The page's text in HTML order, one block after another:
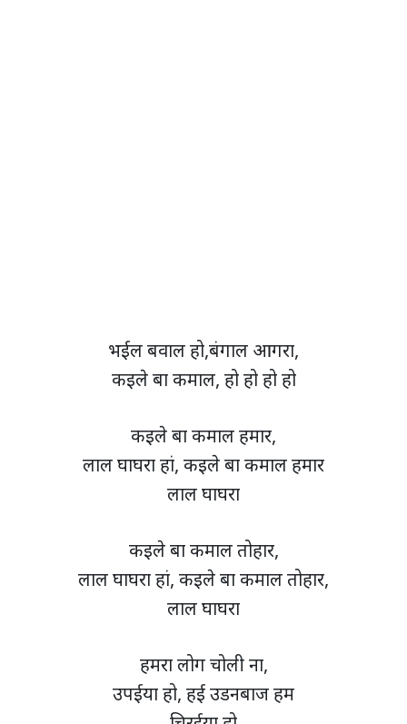
भईल बवाल हो,बंगाल आगरा,
कइले बा कमाल, हो हो हो हो
कइले बा कमाल हमार,
लाल घाघरा हां, कइले बा कमाल हमार
लाल घाघरा
कइले बा कमाल तोहार,
लाल घाघरा हां, कइले बा कमाल तोहार,
लाल घाघरा
हमरा लोग चोली ना,
उपईया हो, हई उडनबाज हम